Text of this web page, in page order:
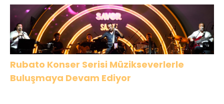
Rubato Konser Serisi Müzikseverlerle
Buluşmaya Devam Ediyor